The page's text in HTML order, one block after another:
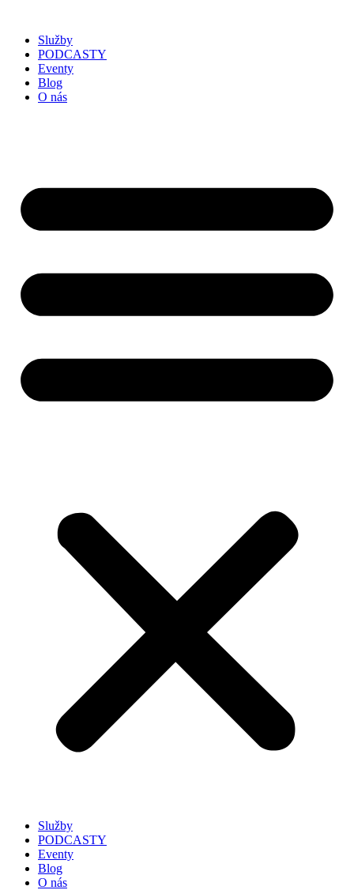
Služby
PODCASTY
Eventy
Blog
O nás
Služby
PODCASTY
Eventy
Blog
O nás